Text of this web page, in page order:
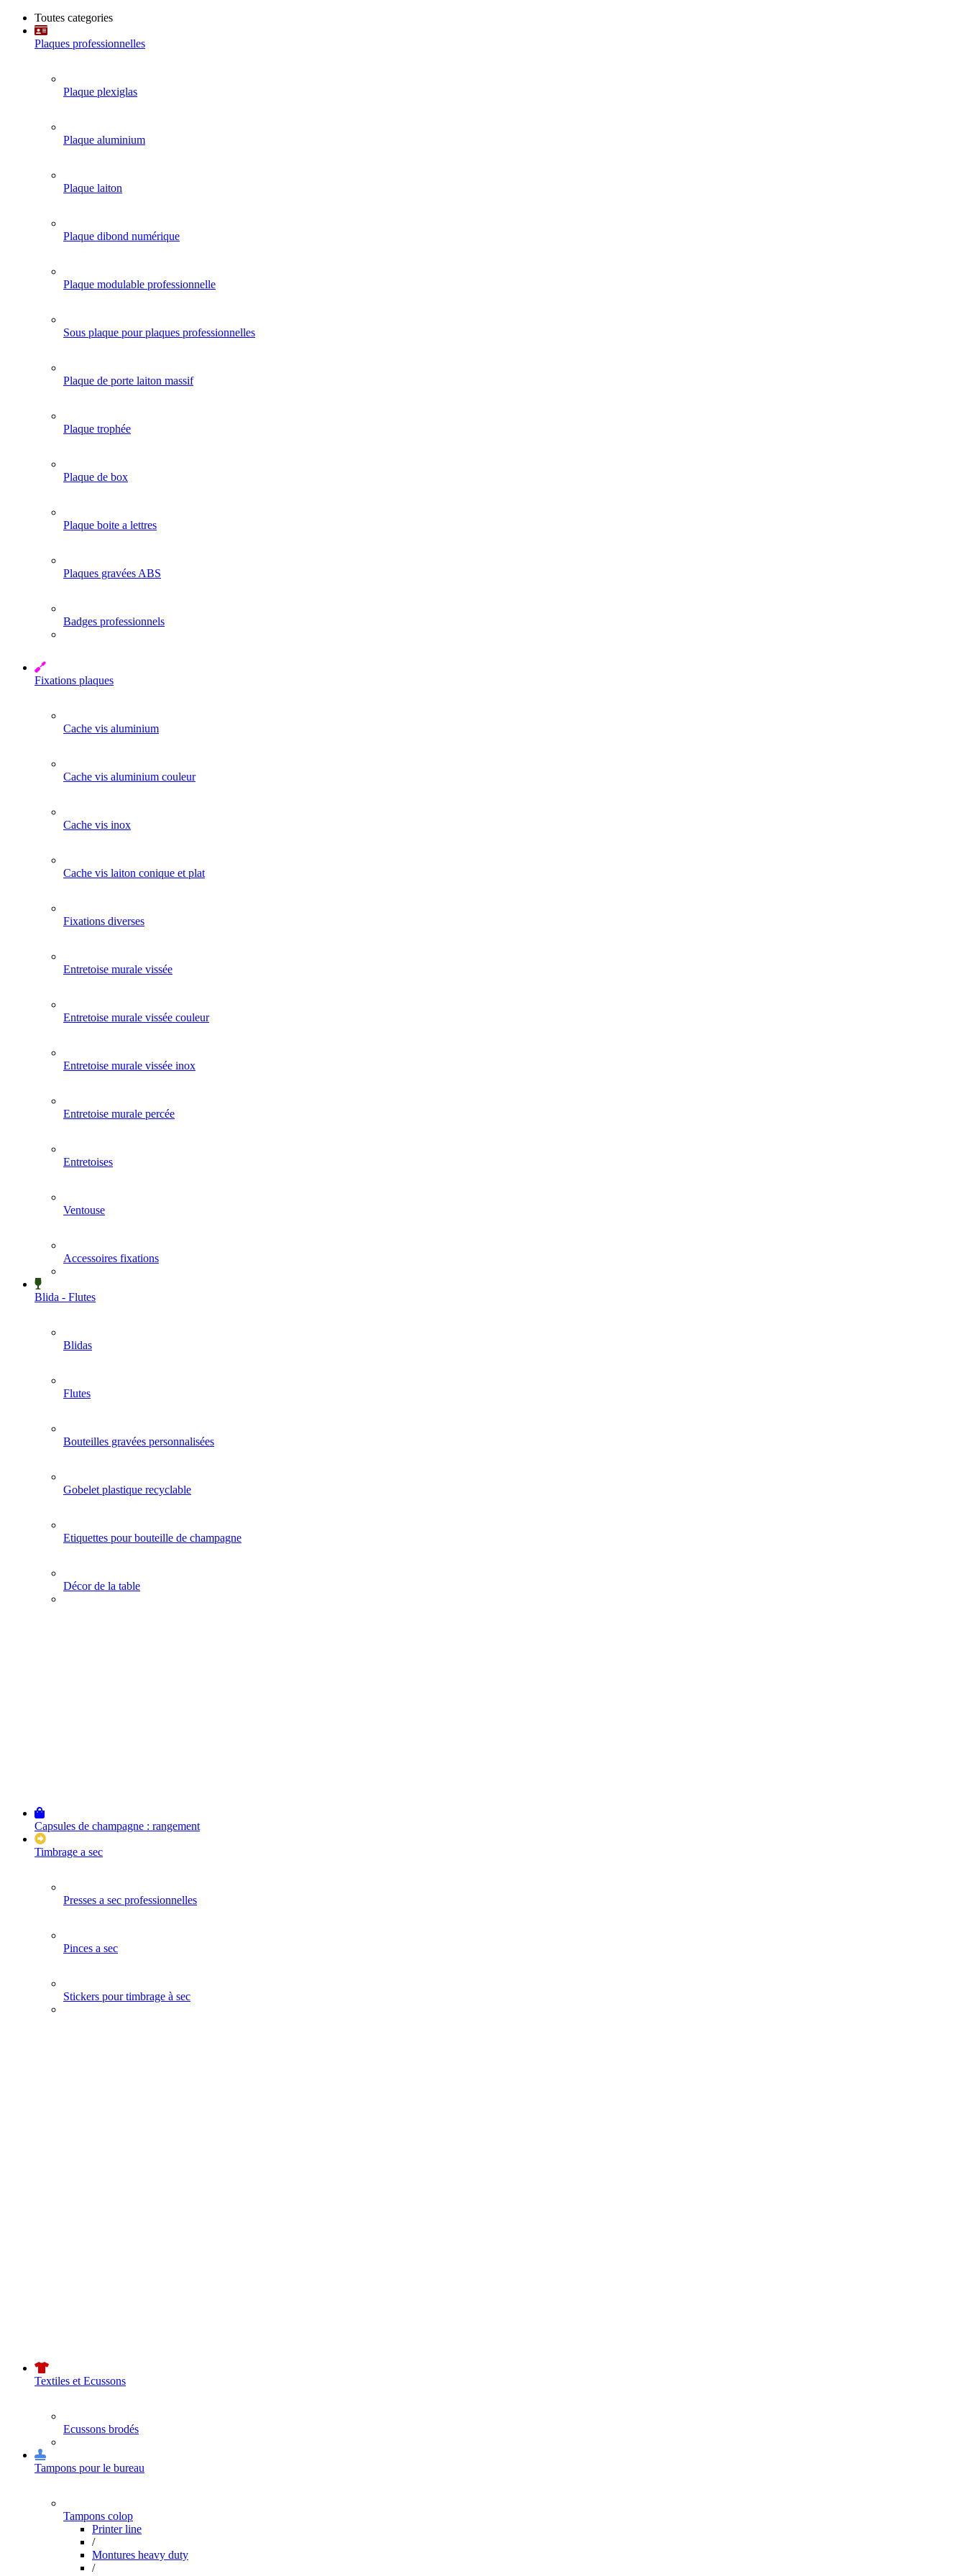
Toutes categories
Plaques professionnelles
Plaque plexiglas
Plaque aluminium
Plaque laiton
Plaque dibond numérique
Plaque modulable professionnelle
Sous plaque pour plaques professionnelles
Plaque de porte laiton massif
Plaque trophée
Plaque de box
Plaque boite a lettres
Plaques gravées ABS
Badges professionnels
Fixations plaques
Cache vis aluminium
Cache vis aluminium couleur
Cache vis inox
Cache vis laiton conique et plat
Fixations diverses
Entretoise murale vissée
Entretoise murale vissée couleur
Entretoise murale vissée inox
Entretoise murale percée
Entretoises
Ventouse
Accessoires fixations
Blida - Flutes
Blidas
Flutes
Bouteilles gravées personnalisées
Gobelet plastique recyclable
Etiquettes pour bouteille de champagne
Décor de la table
Capsules de champagne : rangement
Timbrage a sec
Presses a sec professionnelles
Pinces a sec
Stickers pour timbrage à sec
Textiles et Ecussons
Ecussons brodés
Tampons pour le bureau
Tampons colop
Printer line
/
Montures heavy duty
/